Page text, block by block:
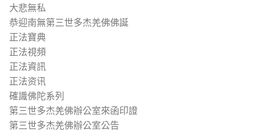
大悲無私
恭迎南無第三世多杰羌佛佛誕
正法寶典
正法視頻
正法資訊
正法资讯
確識佛陀系列
第三世多杰羌佛辦公室來函印證
第三世多杰羌佛辦公室公告